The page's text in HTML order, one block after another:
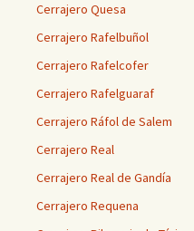
Cerrajero Quesa
Cerrajero Rafelbuñol
Cerrajero Rafelcofer
Cerrajero Rafelguaraf
Cerrajero Ráfol de Salem
Cerrajero Real
Cerrajero Real de Gandía
Cerrajero Requena